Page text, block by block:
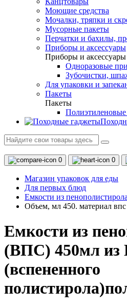
Моющие средства
Мочалки, тряпки и
Мусорные пакеты
Перчатки и бахилы,
Приборы и аксессуары
Приборы и аксессуары
Одноразовые
Зубочистки,
Для упаковки и
Пакеты
Пакеты
0 0
Магазин упаковок для еды
Для первых блюд
Емкости из
Объем, мл 450. материал
Емкости из
(ВПС) 450мл
(вспененного